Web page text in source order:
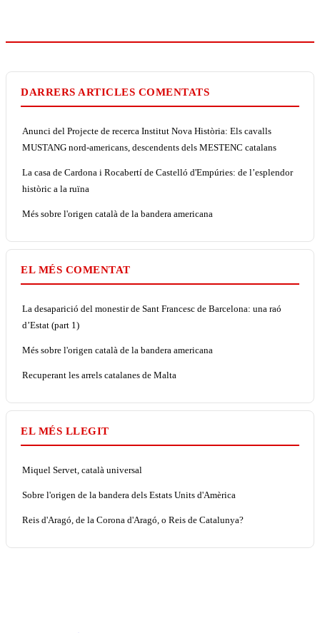
DARRERS ARTICLES COMENTATS
Anunci del Projecte de recerca Institut Nova Història: Els cavalls
MUSTANG nord-americans, descendents dels MESTENC catalans
La casa de Cardona i Rocabertí de Castelló d'Empúries: de l’esplendor
històric a la ruïna
Més sobre l'origen català de la bandera americana
EL MÉS COMENTAT
La desaparició del monestir de Sant Francesc de Barcelona: una raó
d’Estat (part 1)
Més sobre l'origen català de la bandera americana
Recuperant les arrels catalanes de Malta
EL MÉS LLEGIT
Miquel Servet, català universal
Sobre l'origen de la bandera dels Estats Units d'Amèrica
Reis d'Aragó, de la Corona d'Aragó, o Reis de Catalunya?